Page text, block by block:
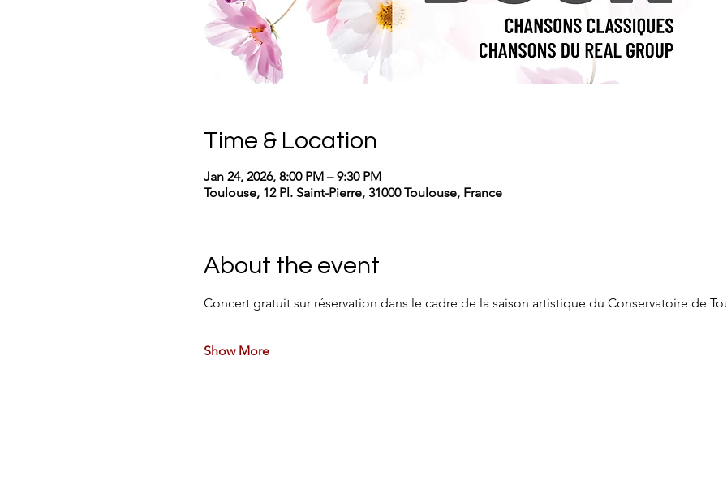
Time & Location
Jan 24, 2026, 8:00 PM – 9:30 PM
Toulouse, 12 Pl. Saint-Pierre, 31000 Toulouse, France
About the event
Concert gratuit sur réservation dans le cadre de la saison artistique du Conservatoire de
Show More